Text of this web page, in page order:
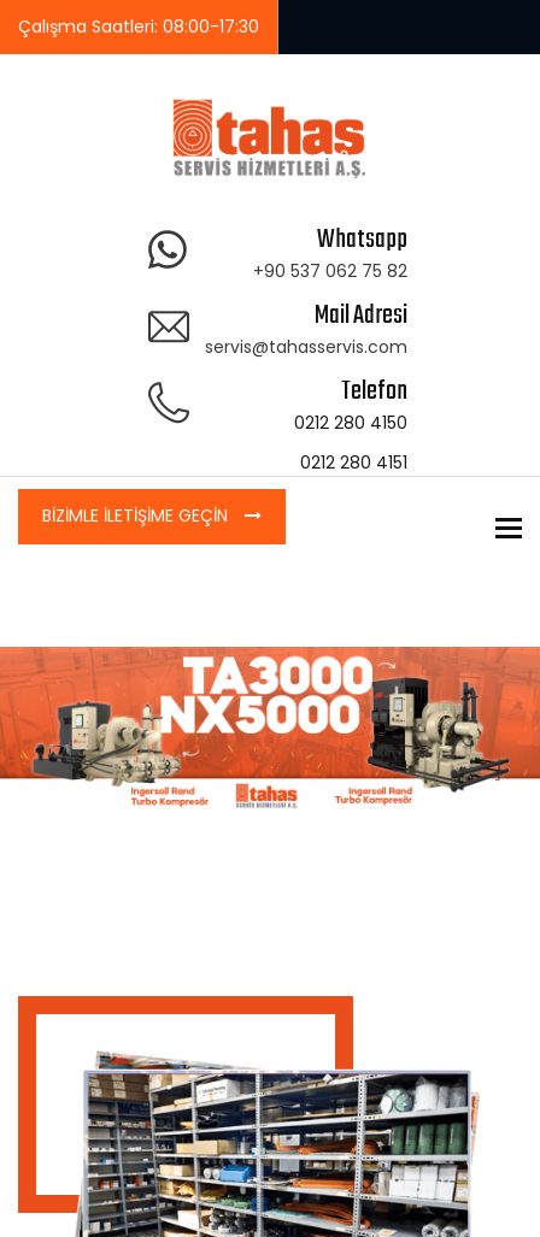
Çalışma Saatleri: 08:00-17:30
Whatsapp
+90 537 062 75 82
Mail Adresi
servis@tahasservis.com
Telefon
0212 280 4150
0212 280 4151
BİZİMLE İLETİŞİME GEÇİN